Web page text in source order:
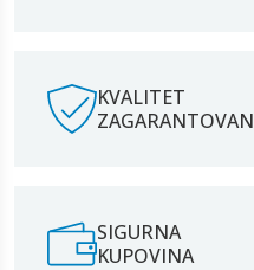
KVALITET
ZAGARANTOVAN
SIGURNA
KUPOVINA